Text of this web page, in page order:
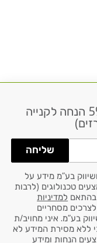
הרשמו לניוזלטר שלנו וקבלו 5% הנחה לקנייה
שליחה
בע"מ מידע על
טכנולוגים (לרבות
למדיניות
מסחריים
בע"מ. איני מחויב/ת
ללא מסירת המידע לא
הנחות ומידע